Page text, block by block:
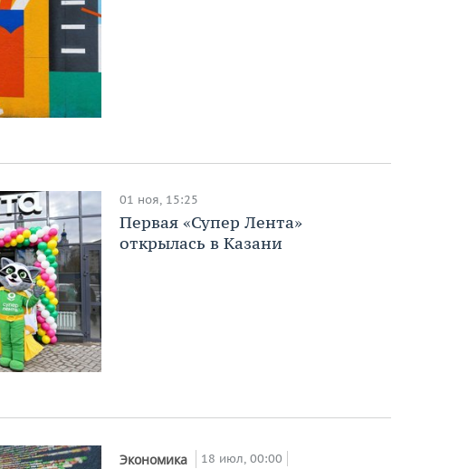
01 ноя, 15:25
Первая «Супер Лента»
открылась в Казани
Экономика 18 июл, 00:00